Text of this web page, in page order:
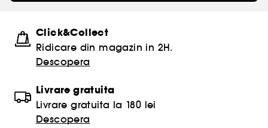
Click&Collect
Ridicare din magazin in 2H.
Descopera
Livrare gratuita
Livrare gratuita la 180 lei
Descopera